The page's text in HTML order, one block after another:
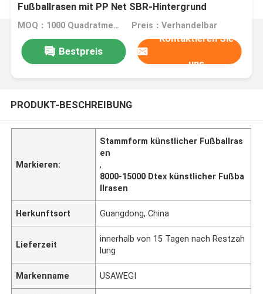
Fußballrasen mit PP Net SBR-Hintergrund
MOQ：1000 Quadratmeter Preis：Verhandelbar
Bestpreis
Kontaktieren Sie
uns
PRODUKT-BESCHREIBUNG
Markieren:
Stammform künstlicher Fußballras
en
,
8000-15000 Dtex künstlicher Fußba
llrasen
Herkunftsort Guangdong, China
Lieferzeit
innerhalb von 15 Tagen nach Restzah
lung
Markenname USAWEGI